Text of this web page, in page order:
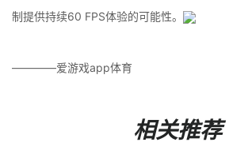
制提供持续60 FPS体验的可能性。
————爱游戏app体育
相关推荐